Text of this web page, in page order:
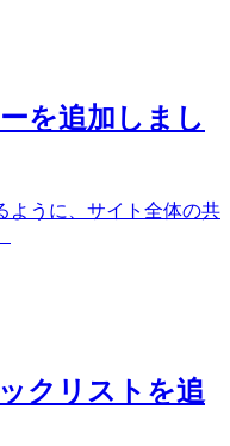
を追加しまし
ように、サイト全体の共
クリストを追